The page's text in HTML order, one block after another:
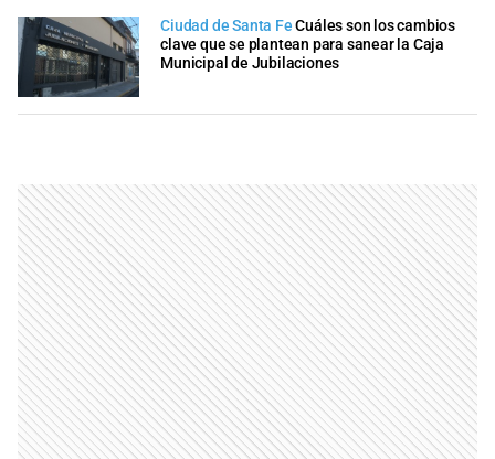
Ciudad de Santa Fe Cuáles son los cambios
clave que se plantean para sanear la Caja
Municipal de Jubilaciones